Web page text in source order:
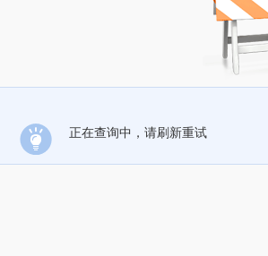
正在查询中，请刷新重试